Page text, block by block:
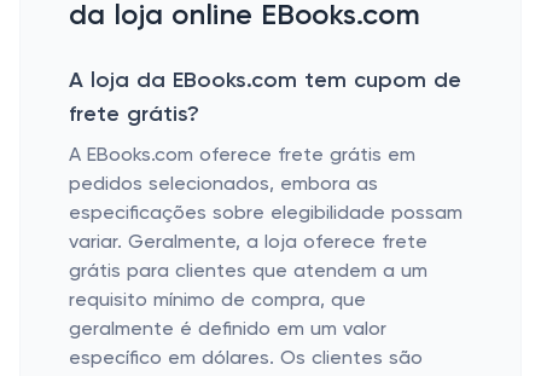
da loja online EBooks.com
A loja da EBooks.com tem cupom de
frete grátis?
A EBooks.com oferece frete grátis em
pedidos selecionados, embora as
especificações sobre elegibilidade possam
variar. Geralmente, a loja oferece frete
grátis para clientes que atendem a um
requisito mínimo de compra, que
geralmente é definido em um valor
específico em dólares. Os clientes são